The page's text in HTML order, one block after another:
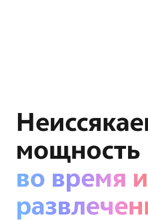
мощность
во время